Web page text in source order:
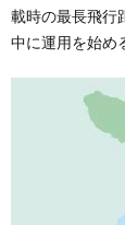
載時の最長飛行
中に運用を始め